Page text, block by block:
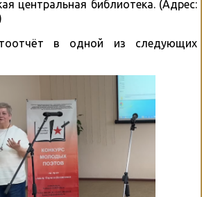
центральная библиотека. (Адрес:
в одной из следующих